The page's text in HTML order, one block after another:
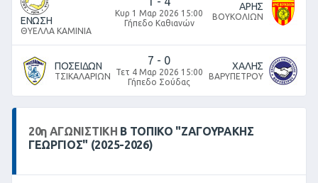
ΕΝΩΣΗ
ΘΥΕΛΛΑ ΚΑΜΙΝΙΑ
Κυρ 1 Μαρ 2026 15:00
Γήπεδο Καθιανών
ΑΡΗΣ
ΒΟΥΚΟΛΙΩΝ
ΠΟΣΕΙΔΩΝ
ΤΣΙΚΑΛΑΡΙΩΝ
7 - 0
Τετ 4 Μαρ 2026 15:00
Γήπεδο Σούδας
ΧΑΛΗΣ
ΒΑΡΥΠΕΤΡΟΥ
20η ΑΓΩΝΙΣΤΙΚΉ Β ΤΟΠΙΚΌ "ΖΑΓΟΥΡΑΚΗΣ
ΓΕΩΡΓΙΟΣ" (2025-2026)